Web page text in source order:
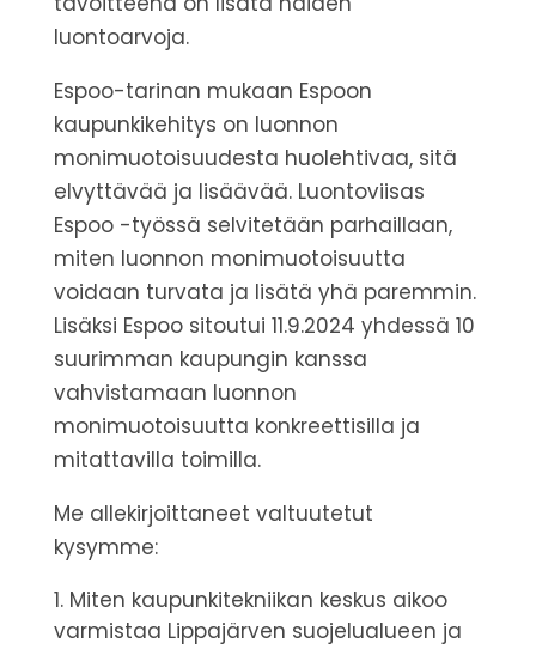
luontoarvoja.
Espoo-tarinan mukaan Espoon
kaupunkikehitys on luonnon
monimuotoisuudesta huolehtivaa, sitä
elvyttävää ja lisäävää.Luontoviisas
Espoo -työssä selvitetään parhaillaan,
miten luonnon monimuotoisuutta
voidaan turvata ja lisätä yhä paremmin.
Lisäksi Espoo sitoutui 11.9.2024 yhdessä 10
suurimman kaupungin kanssa
vahvistamaan luonnon
monimuotoisuutta konkreettisilla ja
mitattavilla toimilla.
Me allekirjoittaneet valtuutetut
kysymme:
Miten kaupunkitekniikan keskus aikoo
varmistaa Lippajärven suojelualueen ja